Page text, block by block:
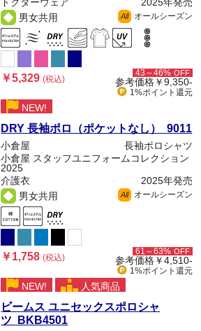
男女共用
All オールシーズン
￥5,329(税込)
43～46% OFF
参考価格￥9,350-
1%ポイント 還元
NEW!
DRY 長袖ポロ（ポケットなし） 9011
小倉屋
長袖ポロシャツ
小倉屋 スタッフユニフォームコレクション
2025
介護衣
2025年発売
男女共用
All オールシーズン
￥1,758(税込)
61～63% OFF
参考価格￥4,510-
1%ポイント 還元
NEW! 人気商品
ビームス ユニセックスポロシャ
ツ BKB4501